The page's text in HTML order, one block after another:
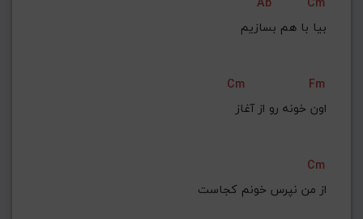
بیا با هم بسازیم
Cm
Fm
اون خونه رو از آغاز
Cm
از من نپرس خونم کجاست